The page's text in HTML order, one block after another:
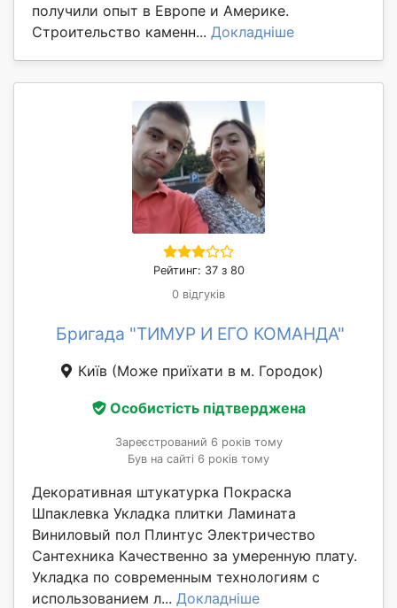
получили опыт в Европе и Америке.
Строительство каменн... Докладніше
Рейтинг: 37 з 80
0 відгуків
Бригада "ТИМУР И ЕГО КОМАНДА"
Київ (Може приїхати в м. Городок)
Особистість підтверджена
Зареєстрований 6 років тому
Був на сайті 6 років тому
Декоративная штукатурка Покраска
Шпаклевка Укладка плитки Ламината
Виниловый пол Плинтус Электричество
Сантехника Качественно за умеренную плату.
Укладка по современным технологиям с
использованием л... Докладніше